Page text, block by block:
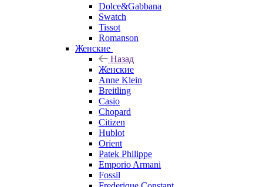
Dolce&Gabbana
Swatch
Tissot
Romanson
Женские
Назад
Женские
Anne Klein
Breitling
Casio
Chopard
Citizen
Hublot
Orient
Patek Philippe
Emporio Armani
Fossil